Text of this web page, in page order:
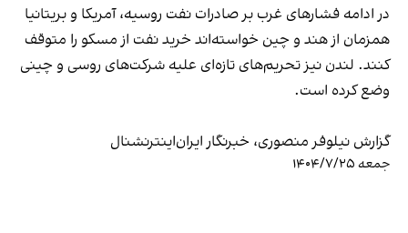
در ادامه فشارهای غرب بر صادرات نفت روسیه، آمریکا و بریتانیا
همزمان از هند و چین خواسته‌اند خرید نفت از مسکو را متوقف
کنند. لندن نیز تحریم‌های تازه‌ای علیه شرکت‌های روسی و چینی
وضع کرده است.
گزارش نیلوفر منصوری، خبرنگار ایران‌اینترنشنال
جمعه ۱۴۰۴/۷/۲۵